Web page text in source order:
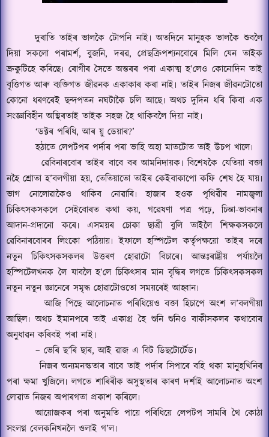
দুৰাতি তাইৰ ভালকৈ টোপনি নাই৷ অতদিনে মানুহক ভালকৈ শুবলৈ
দিয়া সকলো পৰামৰ্শ,বুজনি,দৰৱ, প্ৰেছক্ৰিপশ্যনবোৰে মিলি যেন তাইক
ভ্ৰুকুটিহে কৰিছে৷ ৰোগীৰ সৈতে অন্তৰৰ পৰা একাত্ম হ’লেও কোনোদিন তাই
বৃত্তিগত আৰু ব্যক্তিগত জীৱনক একাকাৰ কৰা নাই৷ তাইৰ নিজৰ জীৱনটোতো
কোনো ধৰণৰেই ছন্দপতন নঘটাকৈ চলি আছে৷ অথচ দুদিন ধৰি কিবা এক
সংজ্ঞাবিহীন অস্থিৰতাই তাইক সহজ হৈ থাকিবলৈ দিয়া নাই৷
‘ডক্টৰ পৰিধি,আৰ য়ু ডেয়াৰ?’
হঠাতে লেপটপৰ পৰ্দাৰ পৰা ভাহি অহা মাতটোত তাই উচপ খালে৷
ৱেবিনাৰবোৰ তাইৰ বাবে বৰ আমনিদায়ক৷ বিশেষকৈ যেতিয়া বক্তা
নহৈ শ্ৰোতা হ’বলগীয়া হয়, তেতিয়াতো তাইৰ কেইবাকাপো কফি শেষ হৈ যায়৷
ভাগ নোলোৱাকৈও থাকিব নোৱাৰি৷ হাজাৰ হওক পৃথিৱীৰ নামজ্বলা
চিকিৎসকসকলে সেইবোৰত কথা কয়, গৱেষণা পত্ৰ পঢ়ে,চিন্তা-ভাবনাৰ
আদান-প্ৰদানো কৰে৷ এসময়ৰ চোকা ছাত্ৰী বুলি তাইলৈ শিক্ষকসকলে
ৱেবিনাৰবোৰৰ লিংকো পঠিয়ায়৷ ইফালে হস্পিটেল কৰ্তৃপক্ষয়ো তাইৰ দৰে
নতুন চিকিৎসকসকলৰ উত্তৰণ হোৱাটো বিচাৰে৷ আন্তঃৰাষ্ট্ৰীয় পৰ্যায়লৈ
হস্পিটেলখনক লৈ যাবলৈ হ’লে চিকিৎসাৰ মান বৃদ্ধিৰ লগতে চিকিৎসকসকল
নতুন নতুন জ্ঞানেৰে সমৃদ্ধ হোৱাটোওতো সময়ৰেই আহ্বান৷
আজি পিছে আলোচনাত পৰিধিয়েও বক্তা হিচাপে অংশ ল’বলগীয়া
আছিল৷ অথচ ইমানপৰে তাই একাগ্ৰ হৈ শুনি শুনিও বাকীসকলৰ কথাবোৰ
অনুধাৱন কৰিবই পৰা নাই৷
– ভেৰিছ’ৰি ছাৰ,আই ৱাজ এ বিট ডিছটোৰ্টেড৷
নিজৰ অন্যমনস্কতাৰ বাবে তাই পৰ্দাৰ সিপাৰে বহি থকা মানুহখিনিৰ
পৰা ক্ষমা খুজিলে৷ লগতে শাৰিৰীক অসুস্থতাৰ কাৰণ দৰ্শাই আলোচনাত অংশ
লোৱাত নিজৰ অপাৰগতা প্ৰকাশ কৰিলে৷
আয়োজকৰ পৰা অনুমতি পায়ে পৰিধিয়ে লেপটপ সামৰি থৈ কোঠা
সংলগ্ন বেলকনিখনলৈ ওলাই গ’ল৷